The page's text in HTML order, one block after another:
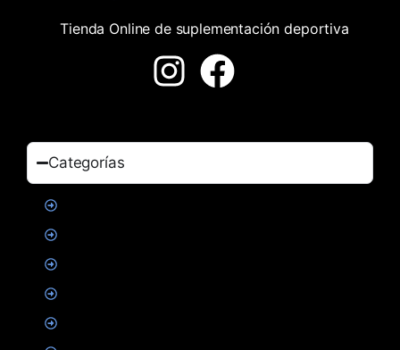
Tienda Online de suplementación deportiva
Categorías